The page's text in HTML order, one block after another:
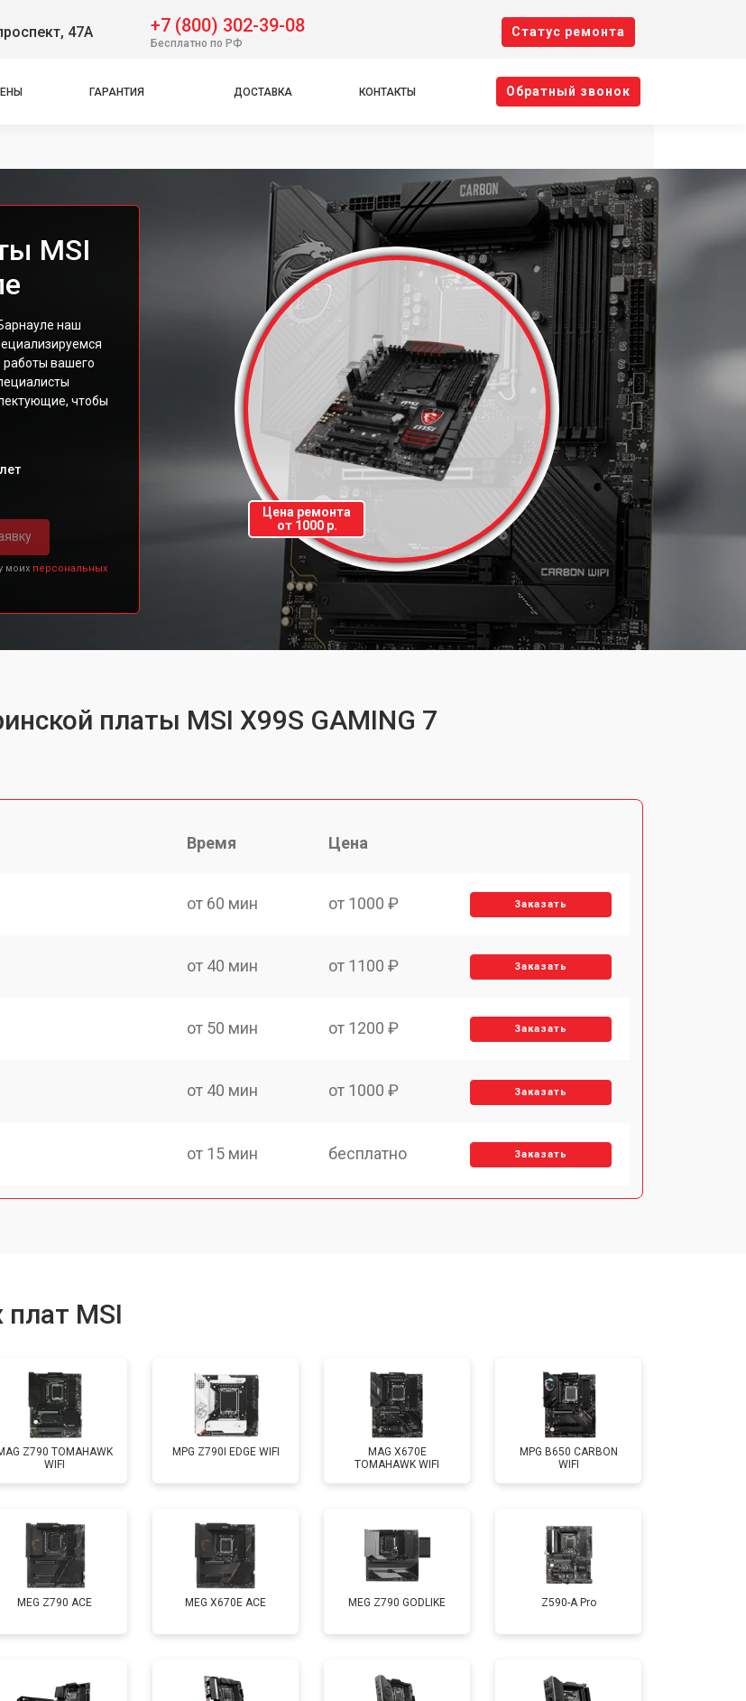
47А +7 (800) 302-39-08
Бесплатно по РФ
Cтатус ремонта
ГАРАНТИЯ ДОСТАВКА КОНТАКТЫ Oбратный звонок
MSI
наш
работы вашего
чтобы
моих персональных
Цена ремонта
от 1000 р.
платы MSI X99S GAMING 7
Время Цена
от 60 мин от 1000 ₽ Заказать
от 40 мин от 1100 ₽ Заказать
от 50 мин от 1200 ₽ Заказать
от 40 мин от 1000 ₽ Заказать
от 15 мин бесплатно Заказать
MSI
Z790 TOMAHAWK
WIFI
MPG Z790I EDGE WIFI
MAG X670E
TOMAHAWK WIFI
MPG B650 CARBON
WIFI
MEG Z790 ACE MEG X670E ACE MEG Z790 GODLIKE Z590-A Pro